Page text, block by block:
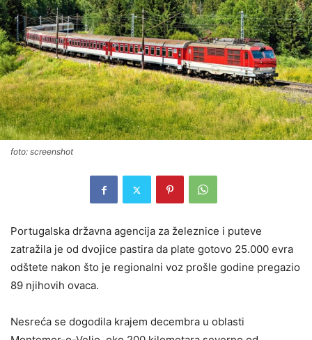
foto: screenshot
Portugalska državna agencija za železnice i puteve
zatražila je od dvojice pastira da plate gotovo 25.000 evra
odštete nakon što je regionalni voz prošle godine pregazio
89 njihovih ovaca.
Nesreća se dogodila krajem decembra u oblasti